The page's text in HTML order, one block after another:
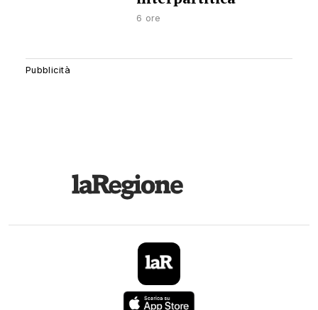
6 ore